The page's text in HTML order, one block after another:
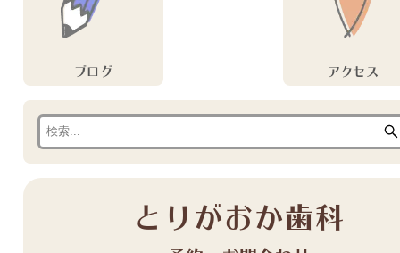
ブログ アクセス
とりがおか歯科